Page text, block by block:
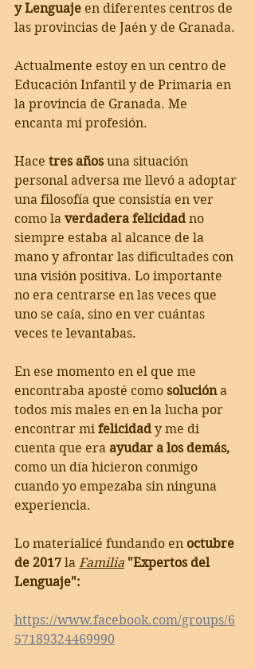
y Lenguaje en diferentes centros de
las provincias de Jaén y de Granada.
Actualmente estoy en un centro de
Educación Infantil y de Primaria en
la provincia de Granada. Me
encanta mi profesión.
Hace tres años una situación
personal adversa me llevó a adoptar
una filosofía que consistía en ver
como la verdadera felicidad no
siempre estaba al alcance de la
mano y afrontar las dificultades con
una visión positiva. Lo importante
no era centrarse en las veces que
uno se caía, sino en ver cuántas
veces te levantabas.
En ese momento en el que me
encontraba aposté como solución a
todos mis males en en la lucha por
encontrar mi felicidad y me di
cuenta que era ayudar a los demás,
como un día hicieron conmigo
cuando yo empezaba sin ninguna
experiencia.
Lo materialicé fundando en octubre
de 2017 la Familia "Expertos del
Lenguaje":
https://www.facebook.com/groups/6
57189324469990